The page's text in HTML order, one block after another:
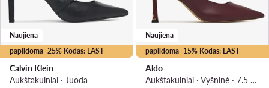
papildoma -25% Kodas: LAST
Naujiena
Calvin Klein
Aukštakulniai · Juoda
papildoma -15% Kodas: LAST
Naujiena
Aldo
Aukštakulniai · Vyšninė · 7.5 cm